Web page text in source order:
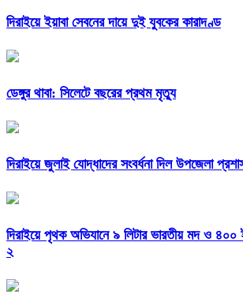
দিরাইয়ে ইয়াবা সেবনের দায়ে দুই যুবকের কারাদণ্ড
ডেঙ্গুর থাবা: সিলেটে বছরের প্রথম মৃত্যু
দিরাইয়ে জুলাই যোদ্ধাদের সংবর্ধনা দিল উপজেলা
দিরাইয়ে পৃথক অভিযানে ৯ লিটার ভারতীয় মদ ও ৪০০
২